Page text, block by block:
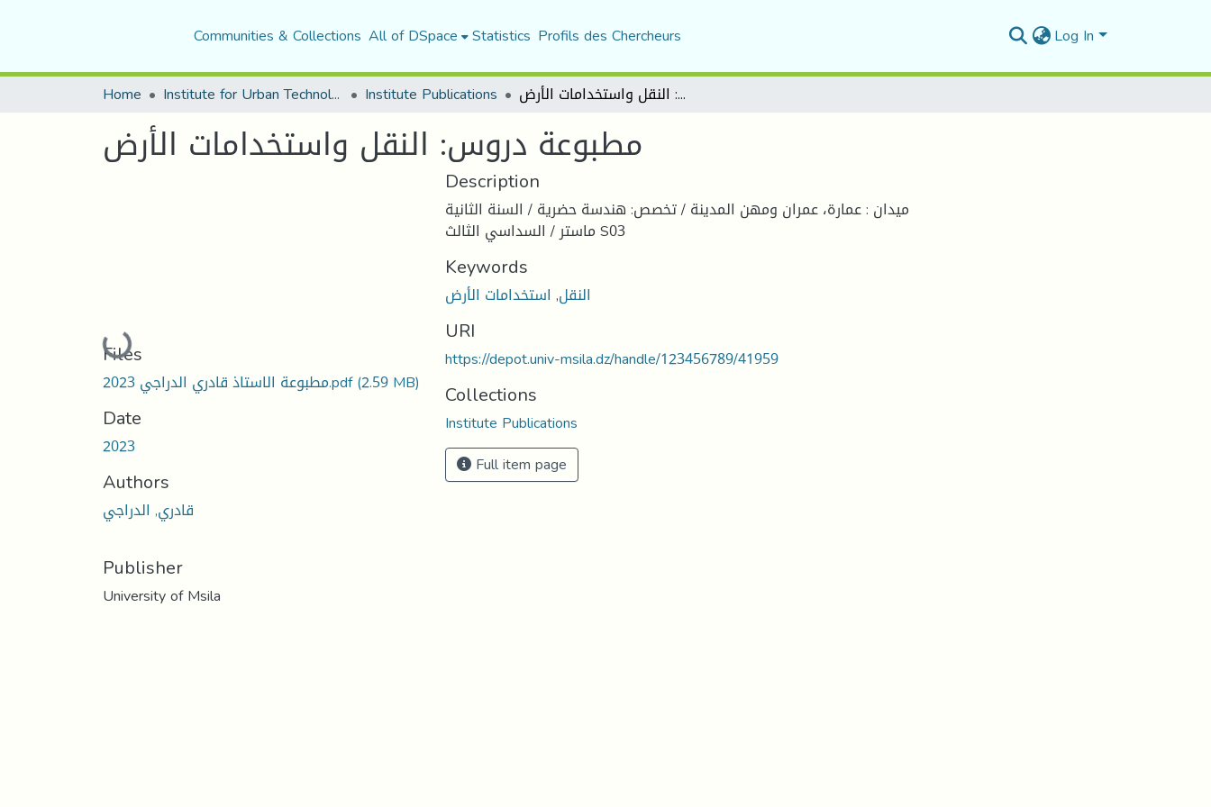
Communities & Collections All of DSpace Statistics Profils des Chercheurs Log In
Home Institute for Urban Technology Management Institute Publications مطبوعة دروس: النقل واستخدامات الأرض
مطبوعة دروس: النقل واستخدامات الأرض
Loading...
Files
مطبوعة الاستاذ قادري الدراجي 2023.pdf(2.59 MB)
Date
2023
Authors
قادري, الدراجي
Publisher
University of Msila
Description
ميدان : عمارة، عمران ومهن المدينة / تخصص: هندسة حضرية / السنة الثانية
ماستر / السداسي الثالث S03
Keywords
النقل, استخدامات الأرض
URI
https://depot.univ-msila.dz/handle/123456789/41959
Collections
Institute Publications
Full item page